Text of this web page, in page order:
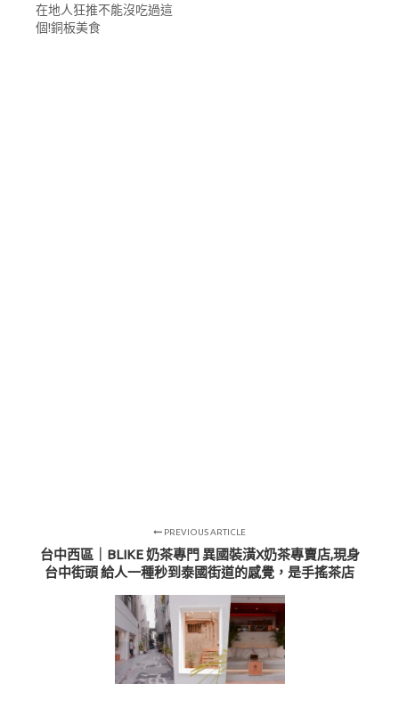
在地人狂推不能沒吃過這
個!銅板美食
PREVIOUS ARTICLE
台中西區｜BLIKE 奶茶專門 異國裝潢X奶茶專賣店,現身
台中街頭 給人一種秒到泰國街道的感覺，是手搖茶店